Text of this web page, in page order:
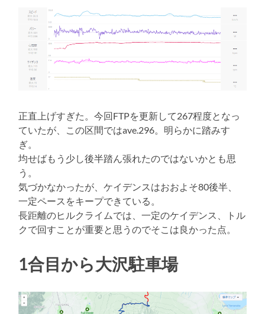
正直上げすぎた。今回FTPを更新して267程度となっ
ていたが、この区間ではave.296。明らかに踏みす
ぎ。
均せばもう少し後半踏ん張れたのではないかとも思
う。
気づかなかったが、ケイデンスはおおよそ80後半、
一定ペースをキープできている。
長距離のヒルクライムでは、一定のケイデンス、トル
クで回すことが重要と思うのでそこは良かった点。
1合目から大沢駐車場